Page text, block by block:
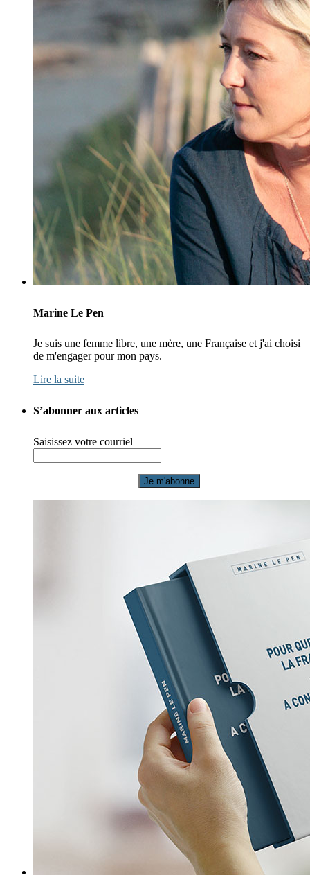
Marine Le Pen
Je suis une femme libre, une mère, une Française et j'ai choisi
de m'engager pour mon pays.
Lire la suite
S’abonner aux articles
Saisissez votre courriel
Je m'abonne